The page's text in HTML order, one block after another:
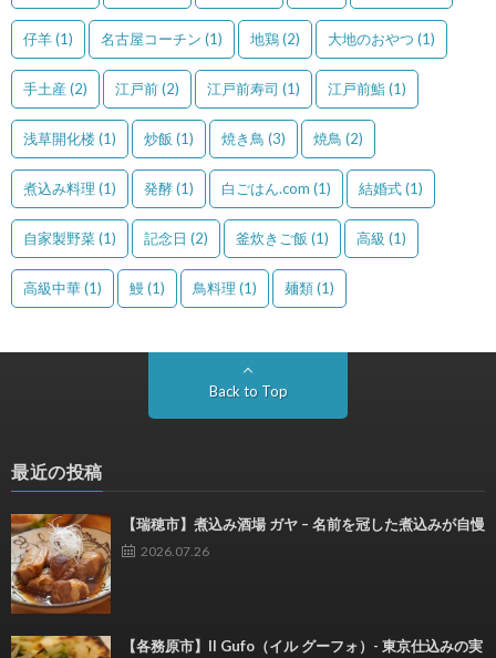
仔羊(1) 名古屋コーチン (1) 地鶏(2) 大地のおやつ (1)
手土産 (2) 江戸前(2) 江戸前寿司 (1) 江戸前鮨(1)
浅草開化楼(1) 炒飯 (1) 焼き鳥 (3) 焼鳥 (2)
煮込み料理 (1) 発酵(1) 白ごはん.com (1) 結婚式(1)
自家製野菜(1) 記念日 (2) 釜炊きご飯 (1) 高級 (1)
高級中華(1) 鰻(1) 鳥料理 (1) 麺類(1)
Back to Top
最近の投稿
【瑞穂市】煮込み酒場 ガヤ – 名前を冠した煮込みが自慢
2026.07.26
【各務原市】Il Gufo（イル グーフォ）- 東京仕込みの実